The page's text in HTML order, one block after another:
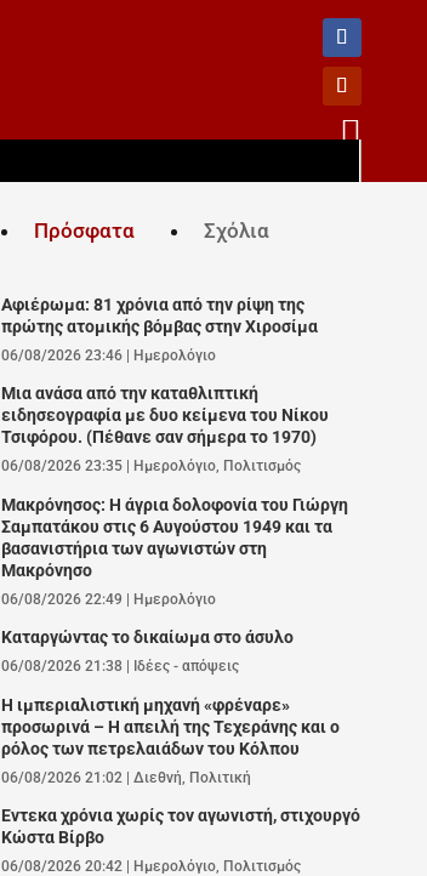

Πρόσφατα Σχόλια
Αφιέρωμα: 81 χρόνια από την ρίψη της
πρώτης ατομικής βόμβας στην Χιροσίμα
06/08/2026 23:46 | Ημερολόγιο
Μια ανάσα από την καταθλιπτική
ειδησεογραφία με δυο κείμενα του Νίκου
Τσιφόρου. (Πέθανε σαν σήμερα το 1970)
06/08/2026 23:35 Ημερολόγιο, Πολιτισμός
Μακρόνησος: Η άγρια δολοφονία του Γιώργη
Σαμπατάκου στις 6 Αυγούστου 1949 και τα
βασανιστήρια των αγωνιστών στη
Μακρόνησο
06/08/2026 22:49 | Ημερολόγιο
Καταργώντας το δικαίωμα στο άσυλο
06/08/2026 21:38 Ιδέες - απόψεις
Η ιμπεριαλιστική μηχανή «φρέναρε»
προσωρινά – Η απειλή της Τεχεράνης και ο
ρόλος των πετρελαιάδων του Κόλπου
06/08/2026 21:02 |Διεθνή Πολιτική
Εντεκα χρόνια χωρίς τον αγωνιστή, στιχουργό
Κώστα Βίρβο
06/08/2026 20:42 Ημερολόγιο, Πολιτισμός